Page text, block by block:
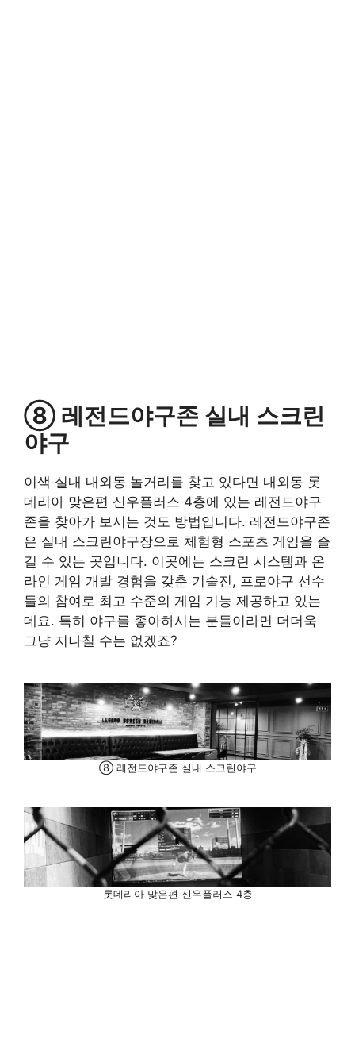
⑧ 레전드야구존 실내 스크린
야구
이색 실내 내외동 놀거리를 찾고 있다면 내외동 롯
데리아 맞은편 신우플러스 4층에 있는 레전드야구
존을 찾아가 보시는 것도 방법입니다. 레전드야구존
은 실내 스크린야구장으로 체험형 스포츠 게임을 즐
길 수 있는 곳입니다. 이곳에는 스크린 시스템과 온
라인 게임 개발 경험을 갖춘 기술진, 프로야구 선수
들의 참여로 최고 수준의 게임 기능 제공하고 있는
데요. 특히 야구를 좋아하시는 분들이라면 더더욱
그냥 지나칠 수는 없겠죠?
⑧ 레전드야구존 실내 스크린야구
롯데리아 맞은편 신우플러스 4층